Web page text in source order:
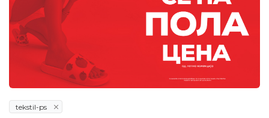
tekstil-ps